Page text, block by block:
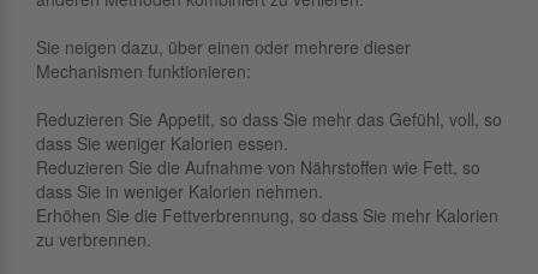
Sie neigen dazu, über einen oder mehrere dieser
Mechanismen funktionieren:
Reduzieren Sie Appetit, so dass Sie mehr das Gefühl, voll, so
dass Sie weniger Kalorien essen.
Reduzieren Sie die Aufnahme von Nährstoffen wie Fett, so
dass Sie in weniger Kalorien nehmen.
Erhöhen Sie die Fettverbrennung, so dass Sie mehr Kalorien
zu verbrennen.